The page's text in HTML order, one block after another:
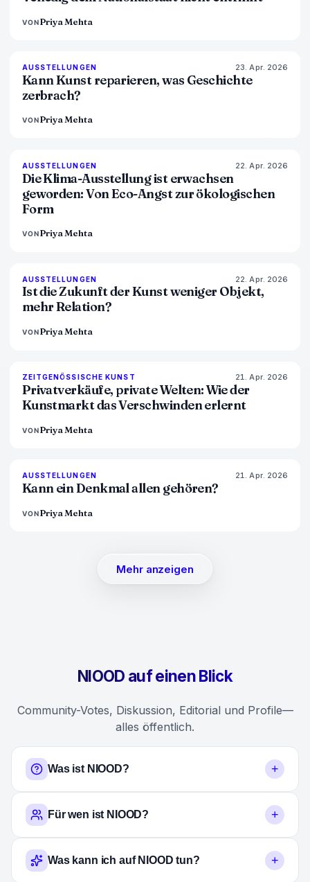
VONPriya Mehta
79% 56
AUSSTELLUNGEN 23. Apr. 2026
Kann Kunst reparieren, was Geschichte
zerbrach?
VONPriya Mehta
74% 44
AUSSTELLUNGEN 22. Apr. 2026
Die Klima-Ausstellung ist erwachsen
geworden: Von Eco-Angst zur ökologischen
Form
VONPriya Mehta
80% 117
AUSSTELLUNGEN 22. Apr. 2026
Ist die Zukunft der Kunst weniger Objekt,
mehr Relation?
VONPriya Mehta
72% 52
ZEITGENÖSSISCHE KUNST 21. Apr. 2026
Privatverkäufe, private Welten: Wie der
Kunstmarkt das Verschwinden erlernt
VONPriya Mehta
77% 45
AUSSTELLUNGEN 21. Apr. 2026
Kann ein Denkmal allen gehören?
VONPriya Mehta
Mehr anzeigen
NIOOD auf einen Blick
Community-Votes, Diskussion, Editorial und Profile—
alles öffentlich.
Was ist NIOOD? +
Für wen ist NIOOD? +
Was kann ich auf NIOOD tun? +